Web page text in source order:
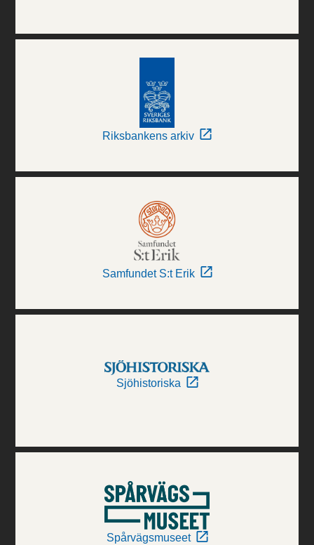
Riksbankens arkiv
Samfundet S:t Erik
Sjöhistoriska
Spårvägsmuseet